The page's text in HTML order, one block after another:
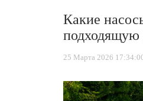
Какие
подходящую
25 Марта 2026